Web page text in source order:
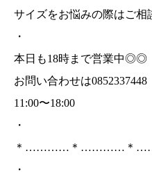
サイズをお悩みの際はご相
・
本日も18時まで営業中◎◎
お問い合わせは0852337448
11:00〜18:00
・
＊…………＊…………＊
・